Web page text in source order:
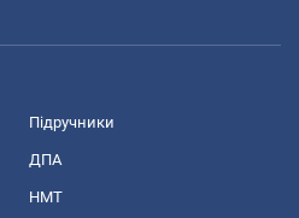
Підручники
ДПА
НМТ